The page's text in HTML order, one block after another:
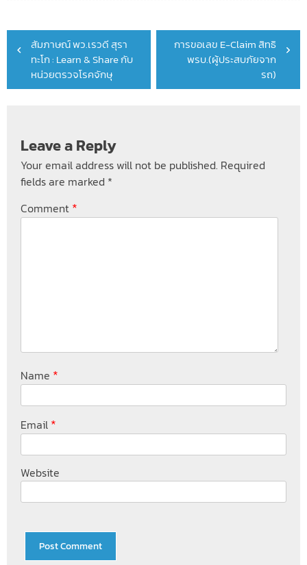
Post
navigation
สัมภาษณ์ พว.เรวดี สุรา
ทะโก : Learn & Share กับ
หน่วยตรวจโรคจักษุ
การขอเลข E-Claim สิทธิ
พรบ.(ผู้ประสบภัยจาก
รถ)
Leave a Reply
Your email address will not be published. Required
fields are marked *
Comment *
Name *
Email *
Website